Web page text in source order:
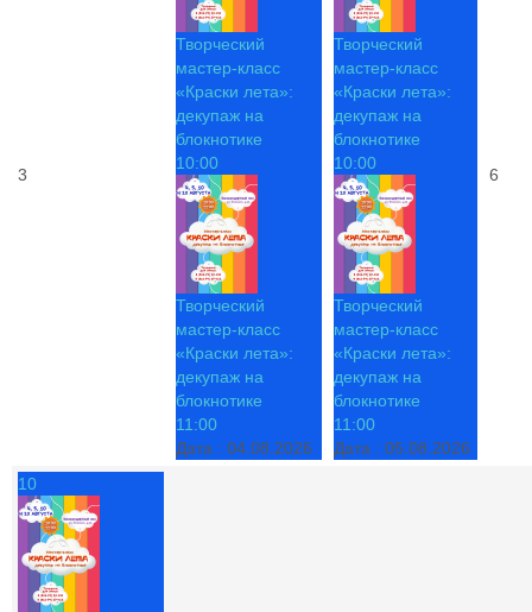
3
Творческий
мастер-класс
«Краски лета»:
декупаж на
блокнотике
10:00
Творческий
мастер-класс
«Краски лета»:
декупаж на
блокнотике
11:00
Дата : 04.08.2026
Творческий
мастер-класс
«Краски лета»:
декупаж на
блокнотике
10:00
Творческий
мастер-класс
«Краски лета»:
декупаж на
блокнотике
11:00
Дата : 05.08.2026
6
10